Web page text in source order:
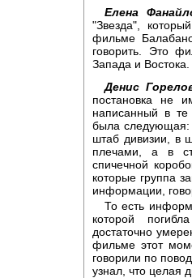
Елена
"Звезда",
фильме
говорить. Это
Запада и Востока.
Денис
постановка не
написанный в
была следующая:
штаб дивизии, в
плечами, а в
спичечной
которые группа
информации,
То есть
которой
достаточно
фильме этот
говорили по
узнал, что целая